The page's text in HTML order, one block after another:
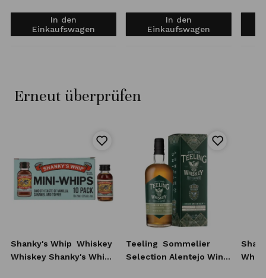
In den
Einkaufswagen
In den
Einkaufswagen
Erneut überprüfen
Shanky's Whip Whiskey
Whiskey Shanky's Whip
Teeling Sommelier
Selection Alentejo Wine